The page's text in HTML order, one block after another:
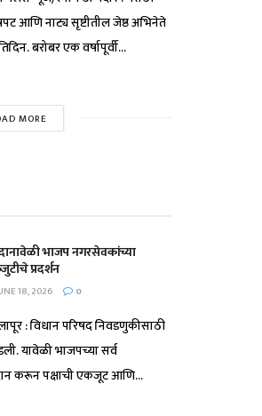
आणि नाट्य सृष्टीतील जेष्ठ अभिनेते
बरोबर एक वर्षापूर्वी...
MORE
भाजप नगरसेवकांच्या
प्रदर्शन
18, 2026 0
: विधान परिषद निवडणुकीसाठी
यावेळी भाजपच्या सर्व
करून पक्षाची एकजूट आणि...